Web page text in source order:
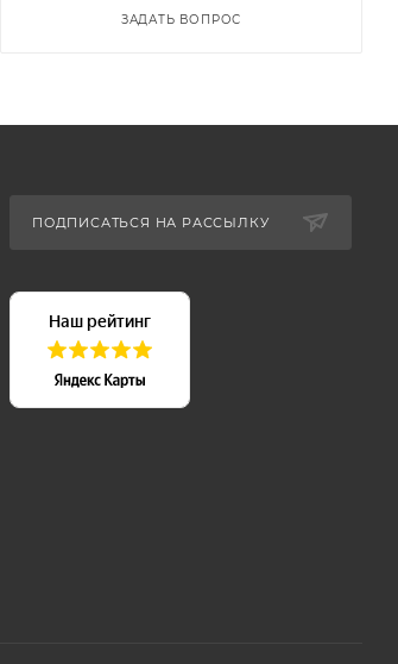
ЗАДАТЬ ВОПРОС
ПОДПИСАТЬСЯ НА РАССЫЛКУ